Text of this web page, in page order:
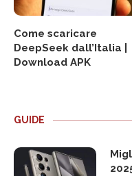
Come scaricare
DeepSeek dall’Italia |
Download APK
GUIDE